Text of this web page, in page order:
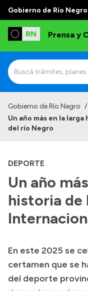
Gobierno de Río Negro
Prensa y
Institucional
Referentes de
Archivo de noticias
Transparencia
Boletín Oficial
Compras y
Gobierno de Río Negro /
Un año más en la
del río Negro
DEPORTE
Un año
historia de
En este 2025 se
certamen que se
del deporte